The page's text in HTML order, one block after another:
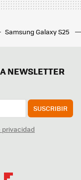
Samsung Galaxy S25
NEWSLETTER
SUSCRIBIR
privacidad